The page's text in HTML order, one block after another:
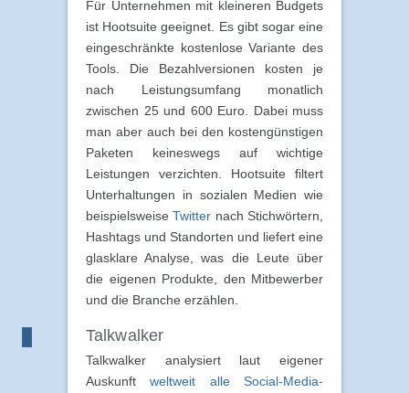
Für Unternehmen mit kleineren Budgets
ist Hootsuite geeignet. Es gibt sogar eine
eingeschränkte kostenlose Variante des
Tools. Die Bezahlversionen kosten je
nach Leistungsumfang monatlich
zwischen 25 und 600 Euro. Dabei muss
man aber auch bei den kostengünstigen
Paketen keineswegs auf wichtige
Leistungen verzichten. Hootsuite filtert
Unterhaltungen in sozialen Medien wie
beispielsweiseTwitter nach Stichwörtern,
Hashtags und Standorten und liefert eine
glasklare Analyse, was die Leute über
die eigenen Produkte, den Mitbewerber
und die Branche erzählen.
Talkwalker
Talkwalker analysiert laut eigener
Auskunftweltweit alle Social-Media-